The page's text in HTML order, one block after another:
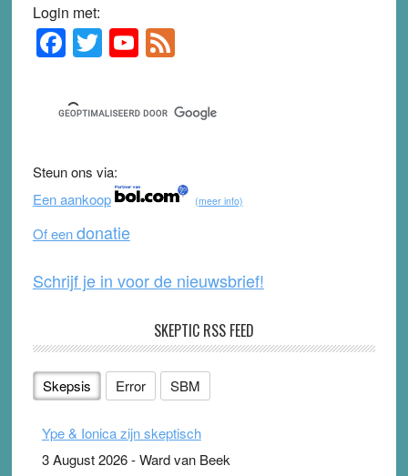
Login met:
Primary
Sidebar
F
a
c
e
b
o
o
k
T
wi
tt
er
Y
o
u
T
b
e
F
e
d
Steun ons via:
Een aankoop
(meer info)
Of eendonatie
Schrijf je in voor de nieuwsbrief!
SKEPTIC RSS FEED
Skepsis Error SBM
Ype & Ionica zijn skeptisch
3 August 2026-Ward van Beek